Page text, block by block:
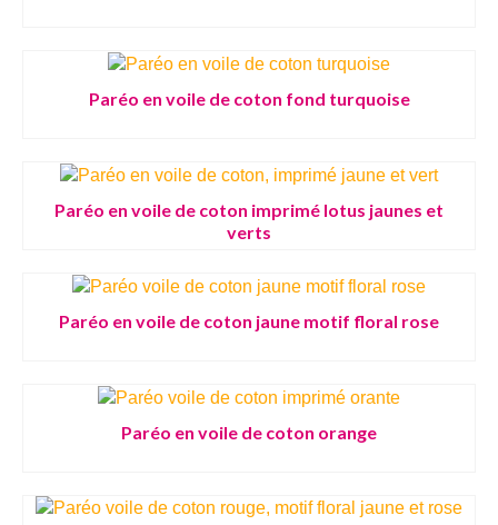
Paréo en voile de coton fond turquoise
Paréo en voile de coton imprimé lotus jaunes et
verts
Paréo en voile de coton jaune motif floral rose
Paréo en voile de coton orange